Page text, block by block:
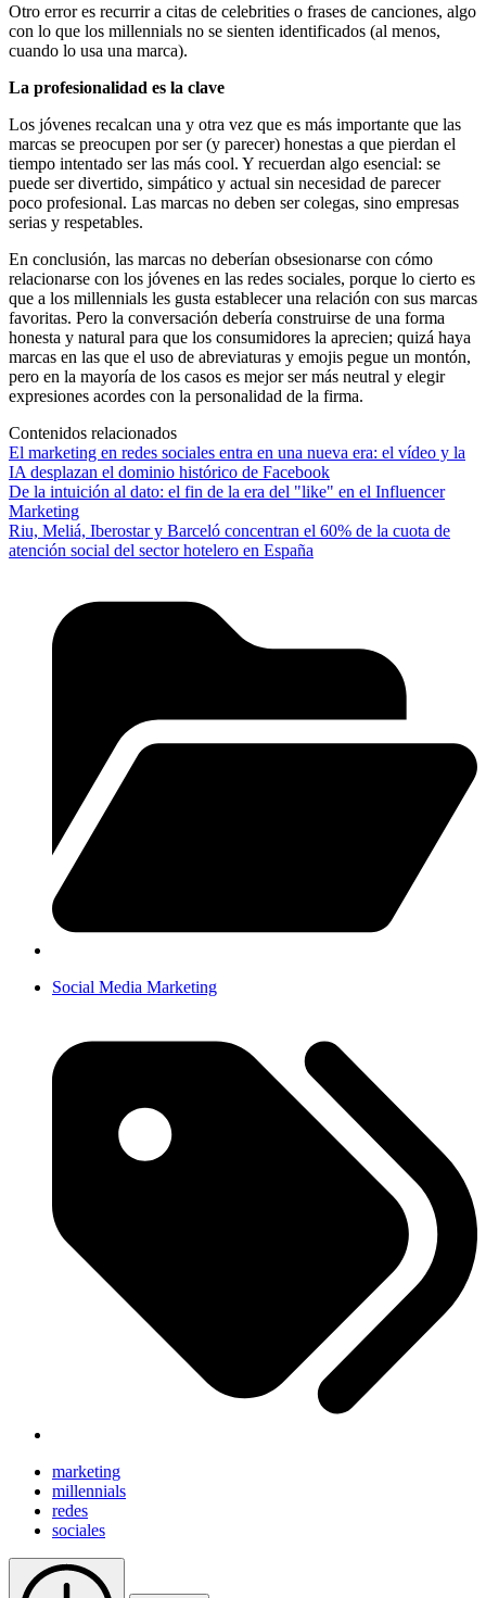
Otro error es recurrir a citas de celebrities o frases de canciones, algo
con lo que los millennials no se sienten identificados (al menos,
cuando lo usa una marca).
La profesionalidad es la clave
Los jóvenes recalcan una y otra vez que es más importante que las
marcas se preocupen por ser (y parecer) honestas a que pierdan el
tiempo intentado ser las más cool. Y recuerdan algo esencial: se
puede ser divertido, simpático y actual sin necesidad de parecer
poco profesional. Las marcas no deben ser colegas, sino empresas
serias y respetables.
En conclusión, las marcas no deberían obsesionarse con cómo
relacionarse con los jóvenes en las redes sociales, porque lo cierto es
que a los millennials les gusta establecer una relación con sus marcas
favoritas. Pero la conversación debería construirse de una forma
honesta y natural para que los consumidores la aprecien; quizá haya
marcas en las que el uso de abreviaturas y emojis pegue un montón,
pero en la mayoría de los casos es mejor ser más neutral y elegir
expresiones acordes con la personalidad de la firma.
Contenidos relacionados
El marketing en redes sociales entra en una nueva era: el vídeo y la
IA desplazan el dominio histórico de Facebook
De la intuición al dato: el fin de la era del "like" en el Influencer
Marketing
Riu, Meliá, Iberostar y Barceló concentran el 60% de la cuota de
atención social del sector hotelero en España
Social Media Marketing
marketing
millennials
redes
sociales